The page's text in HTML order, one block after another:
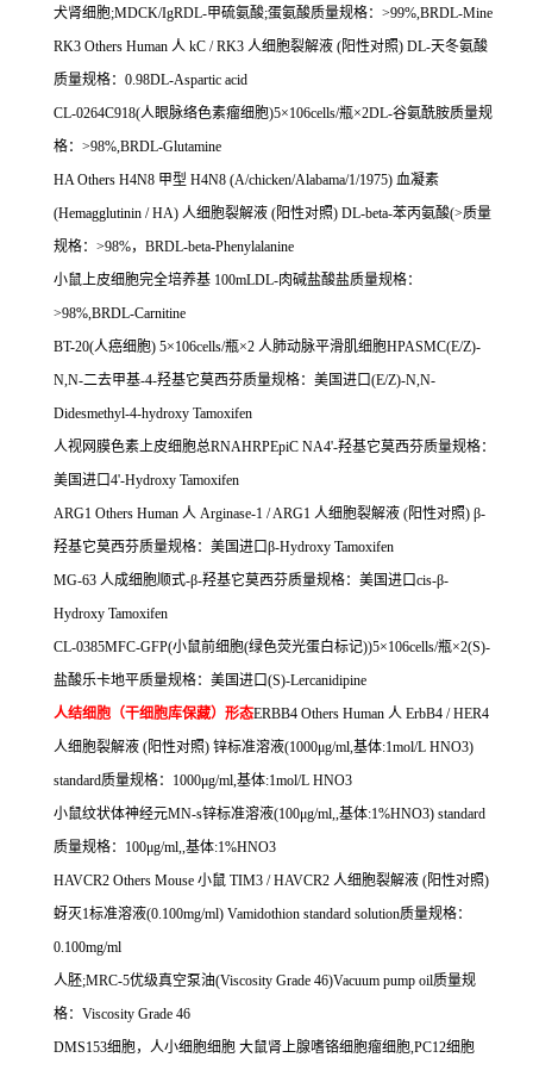
犬肾细胞;MDCK/IgRDL-甲硫氨酸;蛋氨酸质量规格： >99%,BRDL-Mine
RK3 Others Human 人 kC / RK3 人细胞裂解液 (阳性对照) DL-天冬氨酸
质量规格： 0.98DL-Aspartic acid
CL-0264C918(人眼脉络色素瘤细胞)5×106cells/瓶×2DL-谷氨酰胺质量规
格： >98%,BRDL-Glutamine
HA Others H4N8 甲型 H4N8 (A/chicken/Alabama/1/1975) 血凝素
(Hemagglutinin / HA) 人细胞裂解液 (阳性对照) DL-beta-苯丙氨酸(>质量
规格： >98%， BRDL-beta-Phenylalanine
小鼠上皮细胞完全培养基 100mLDL-肉碱盐酸盐质量规格：
>98%,BRDL-Carnitine
BT-20(人癌细胞) 5×106cells/瓶×2 人肺动脉平滑肌细胞HPASMC(E/Z)-
N,N-二去甲基-4-羟基它莫西芬质量规格：美国进口(E/Z)-N,N-
Didesmethyl-4-hydroxy Tamoxifen
人视网膜色素上皮细胞总RNAHRPEpiC NA4'-羟基它莫西芬质量规格：
美国进口4'-Hydroxy Tamoxifen
ARG1 Others Human 人 Arginase-1 / ARG1 人细胞裂解液 (阳性对照) β-
羟基它莫西芬质量规格：美国进口β-Hydroxy Tamoxifen
MG-63 人成细胞顺式-β-羟基它莫西芬质量规格：美国进口cis-β-
Hydroxy Tamoxifen
CL-0385MFC-GFP(小鼠前细胞(绿色荧光蛋白标记))5×106cells/瓶×2(S)-
盐酸乐卡地平质量规格：美国进口(S)-Lercanidipine
人结细胞（干细胞库保藏）形态ERBB4 Others Human 人 ErbB4 / HER4
人细胞裂解液 (阳性对照) 锌标准溶液(1000μg/ml,基体:1mol/L HNO3)
standard质量规格： 1000μg/ml,基体:1mol/L HNO3
小鼠纹状体神经元MN-s锌标准溶液(100μg/ml,,基体:1%HNO3) standard
质量规格： 100μg/ml,,基体:1%HNO3
HAVCR2 Others Mouse 小鼠 TIM3 / HAVCR2 人细胞裂解液 (阳性对照)
蚜灭1标准溶液(0.100mg/ml) Vamidothion standard solution质量规格：
0.100mg/ml
人胚;MRC-5优级真空泵油(Viscosity Grade 46)Vacuum pump oil质量规
格： Viscosity Grade 46
DMS153细胞，人小细胞细胞 大鼠肾上腺嗜铬细胞瘤细胞,PC12细胞